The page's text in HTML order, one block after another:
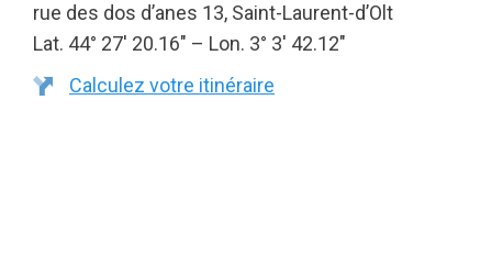
rue des dos d’anes 13, Saint-Laurent-d’Olt
Lat. 44° 27′ 20.16″ – Lon. 3° 3′ 42.12″
Calculez votre itinéraire